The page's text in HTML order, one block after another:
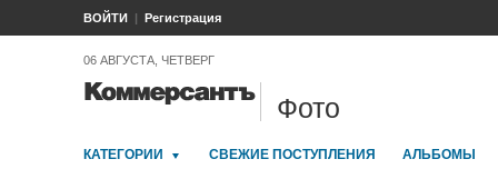
ВОЙТИ Регистрация
06 АВГУСТА, ЧЕТВЕРГ
Фото
КАТЕГОРИИ СВЕЖИЕ ПОСТУПЛЕНИЯ АЛЬБОМЫ